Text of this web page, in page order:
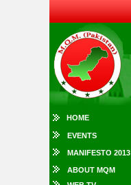
HOME
EVENTS
MANIFESTO 2013
ABOUT MQM